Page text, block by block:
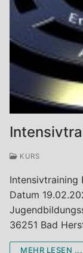
KURS
Intensivtraining
Datum
36251 Bad
MEHR LESEN ...